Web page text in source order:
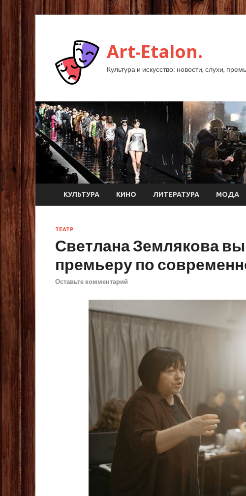
Art-Etalon.
Культура и искусство: новости, слухи,
КУЛЬТУРА КИНО ЛИТЕРАТУРА МОДА
ТЕАТР
Светлана Землякова
премьеру по
Оставьте комментарий